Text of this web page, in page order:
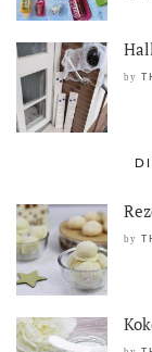
by
by